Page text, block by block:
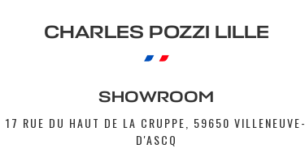
CHARLES POZZI LILLE
SHOWROOM
17 RUE DU HAUT DE LA CRUPPE, 59650 VILLENEUVE-
D'ASCQ